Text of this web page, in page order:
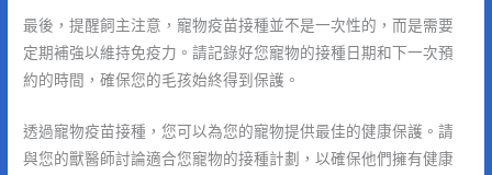
最後，提醒飼主注意，寵物疫苗接種並不是一次性的，而是需要
定期補強以維持免疫力。請記錄好您寵物的接種日期和下一次預
約的時間，確保您的毛孩始終得到保護。
透過寵物疫苗接種，您可以為您的寵物提供最佳的健康保護。請
與您的獸醫師討論適合您寵物的接種計劃，以確保他們擁有健康